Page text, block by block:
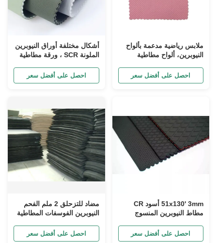
ملابس رياضية مدعمة بألواح
النيوبرين، ألواح مطاطية
احصل على أفضل سعر
أشكال مختلفة أوراق النيوبرين
الملونة SCR ، ورقة مطاطية
احصل على أفضل سعر
51x130' 3mm أسود CR
مطاط النيوبرين المنسوج
احصل على أفضل سعر
مضاد للتزحلق 2 ملم الفحم
النيوبرين الفوسفات المطاطية
احصل على أفضل سعر